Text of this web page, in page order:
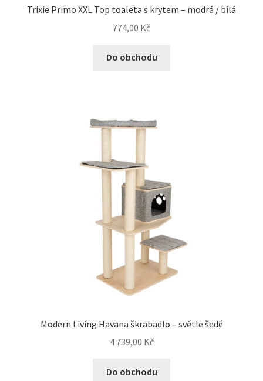
Trixie Primo XXL Top toaleta s krytem – modrá / bílá
774,00 Kč
Do obchodu
Modern Living Havana škrabadlo – světle šedé
4 739,00 Kč
Do obchodu